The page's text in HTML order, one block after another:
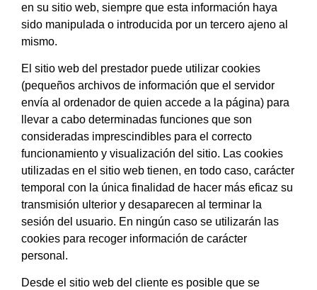
en su sitio web, siempre que esta información haya
sido manipulada o introducida por un tercero ajeno al
mismo.
El sitio web del prestador puede utilizar cookies
(pequeños archivos de información que el servidor
envía al ordenador de quien accede a la página) para
llevar a cabo determinadas funciones que son
consideradas imprescindibles para el correcto
funcionamiento y visualización del sitio. Las cookies
utilizadas en el sitio web tienen, en todo caso, carácter
temporal con la única finalidad de hacer más eficaz su
transmisión ulterior y desaparecen al terminar la
sesión del usuario. En ningún caso se utilizarán las
cookies para recoger información de carácter
personal.
Desde el sitio web del cliente es posible que se